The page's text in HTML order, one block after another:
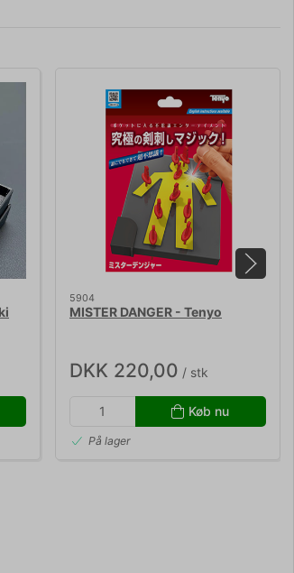
5904
MISTER DANGER - Tenyo
DKK 220,00 / stk
Køb nu
På lager